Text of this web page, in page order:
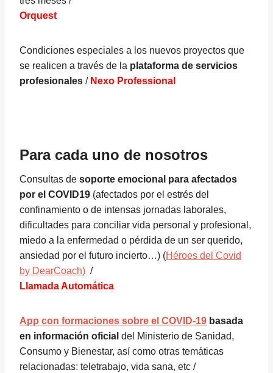
Orquest
Condiciones especiales a los nuevos proyectos que
se realicen a través de la plataforma de servicios
profesionales / Nexo Professional
Para cada uno de nosotros
Consultas de soporte emocional para afectados
por el COVID19 (afectados por el estrés del
confinamiento o de intensas jornadas laborales,
dificultades para conciliar vida personal y profesional,
miedo a la enfermedad o pérdida de un ser querido,
ansiedad por el futuro incierto…) (Héroes del Covid
by DearCoach) /
Llamada Automática
App con formaciones sobre el COVID-19 basada
en información oficial del Ministerio de Sanidad,
Consumo y Bienestar, así como otras temáticas
relacionadas: teletrabajo, vida sana, etc /